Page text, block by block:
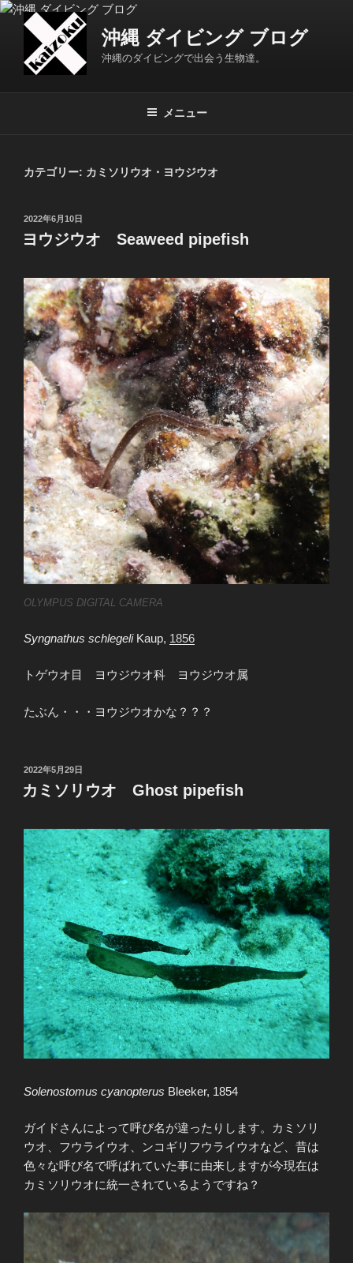
コ
沖縄 ダイビング ブログ
沖縄のダイビングで出会う生物達。
メニュー
カテゴリー: カミソリウオ・ヨウジウオ
投
稿
日:
2022年6月10日
ヨウジウオ Seaweed pipefish
OLYMPUS DIGITAL CAMERA
Syngnathus schlegeliKaup, 1856
トゲウオ目 ヨウジウオ科 ヨウジウオ属
たぶん・・・ヨウジウオかな？？？
投
稿
日:
2022年5月29日
カミソリウオ Ghost pipefish
Solenostomus cyanopterus Bleeker, 1854
ガイドさんによって呼び名が違ったりします。カミソリ
ウオ、フウライウオ、ンコギリフウライウオなど、昔は
色々な呼び名で呼ばれていた事に由来しますが今現在は
カミソリウオに統一されているようですね？